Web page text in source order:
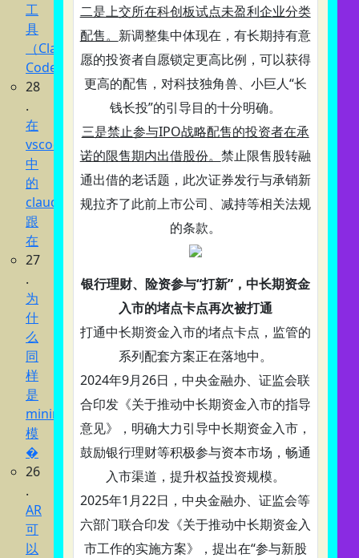
工
具
（Claude
Code
28
.
在
vscode
中
的
claude
跟
在
27
.
为
什
么
同
样
是
minimax
模
�
26
.
AR
可
以
二是上交所在科创板试点未盈利企业分类
配售。 新调整集中体现在，有长期持有意
愿的投资者自愿锁定更高比例，可以获得
更高的配售，对科技独角兽、小巨人“长
钱长投”的引导目的十分明确。
三是禁止参与IPO战略配售的投资者在承
诺的限售期内出借股份。 禁止限售股转融
通出借的老话题，此次证券发行与承销新
规拉齐了此前上市公司、减持等相关法规
的条款。
银行理财、险资参与“打新”，中长期资金
入市的堵点卡点再次被打通
打通中长期资金入市的堵点卡点，监管的
系列配套方案正在落地中。
2024年9月26日，中央金融办、证监会联
合印发《关于推动中长期资金入市的指导
意见》，明确大力引导中长期资金入市，
鼓励银行理财等积极参与资本市场，畅通
入市渠道，提升权益投资规模。
2025年1月22日，中央金融办、证监会等
六部门联合印发《关于推动中长期资金入
市工作的实施方案》，提出在“参与新股